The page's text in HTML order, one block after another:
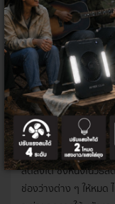
เป็นวิธีประหยัดไฟในบ้า
เพราะการเปิดไฟในห้อง
แอร์ทำงานหนักขึ้นนั่นเอง
6. ปิดช่อง
หน้าต่าง
ปฏิเสธไม่ได้เลยว่า ค่า
อากาศเป็นหลัก หากว่า
ลดลงได้ ซึ่งหนึ่งในวิธี
ช่องว่างต่าง ๆ ให้หมด